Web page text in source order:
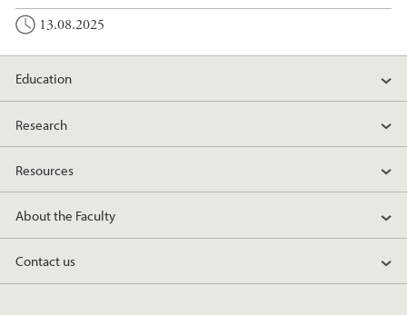
13.08.2025
Education
Research
Resources
About the Faculty
Contact us